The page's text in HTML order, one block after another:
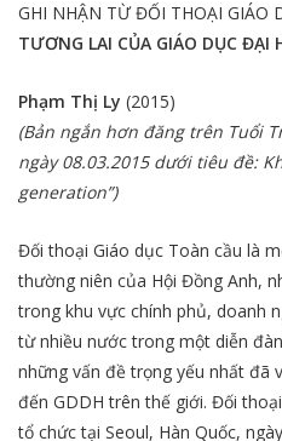
GHI NHẬN TỪ ĐỐI THOẠI GIÁO
TƯƠNG LAI CỦA GIÁO DỤC ĐẠI
Phạm Thị Ly (2015)
(Bản ngắn hơn đăng trên Tuổi
ngày 08.03.2015 dưới tiêu đề:
generation”)
Đối thoại Giáo dục Toàn cầu là
thường niên của Hội Đồng Anh,
trong khu vực chính phủ, doanh
từ nhiều nước trong một diễn
những vấn đề trọng yếu nhất đã
đến GDDH trên thế giới. Đối
tổ chức tại Seoul, Hàn Quốc,